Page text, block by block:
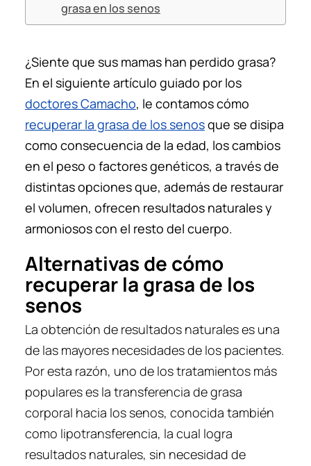
grasa en los senos
¿Siente que sus mamas han perdido grasa?
En el siguiente artículo guiado por los
doctores Camacho, le contamos cómo
recuperar la grasa de los senosque se disipa
como consecuencia de la edad, los cambios
en el peso o factores genéticos, a través de
distintas opciones que, además de restaurar
el volumen, ofrecen resultados naturales y
armoniosos con el resto del cuerpo.
Alternativas de cómo
recuperar la grasa de los
senos
La obtención de resultados naturales es una
de las mayores necesidades de los pacientes.
Por esta razón, uno de los tratamientos más
populares es la transferencia de grasa
corporal hacia los senos, conocida también
como lipotransferencia, la cual logra
resultados naturales, sin necesidad de